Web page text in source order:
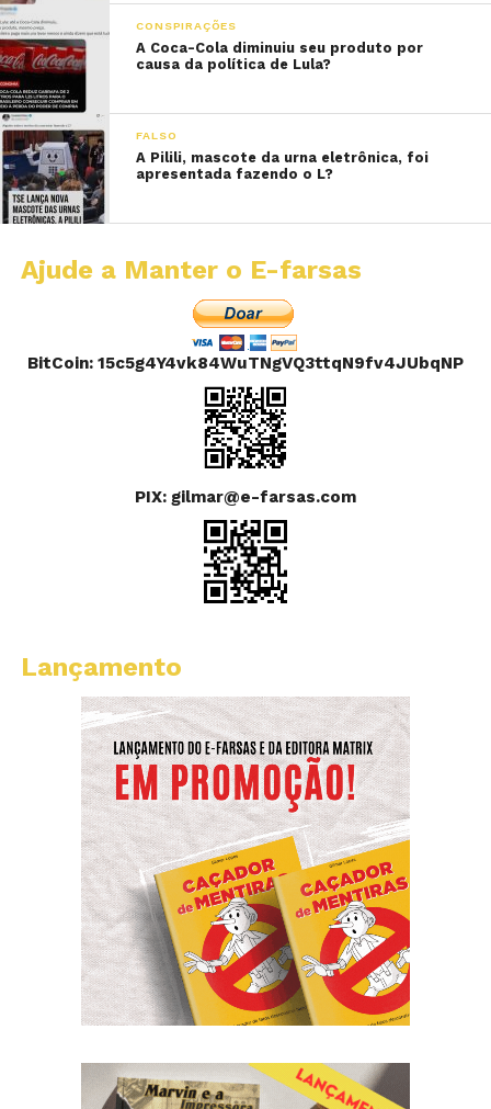
CONSPIRAÇÕES
A Coca-Cola diminuiu seu produto por
causa da política de Lula?
FALSO
A Pilili, mascote da urna eletrônica, foi
apresentada fazendo o L?
Ajude a Manter o E-farsas
BitCoin: 15c5g4Y4vk84WuTNgVQ3ttqN9fv4JUbqNP
PIX: gilmar@e-farsas.com
Lançamento